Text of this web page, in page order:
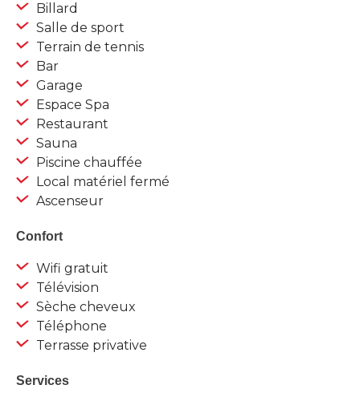
Billard
Salle de sport
Terrain de tennis
Bar
Garage
Espace Spa
Restaurant
Sauna
Piscine chauffée
Local matériel fermé
Ascenseur
Confort
Wifi gratuit
Télévision
Sèche cheveux
Téléphone
Terrasse privative
Services